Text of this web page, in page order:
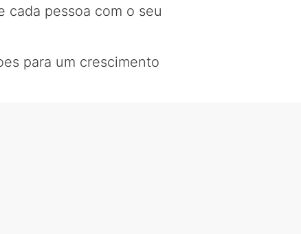
cada pessoa com o seu
para um crescimento